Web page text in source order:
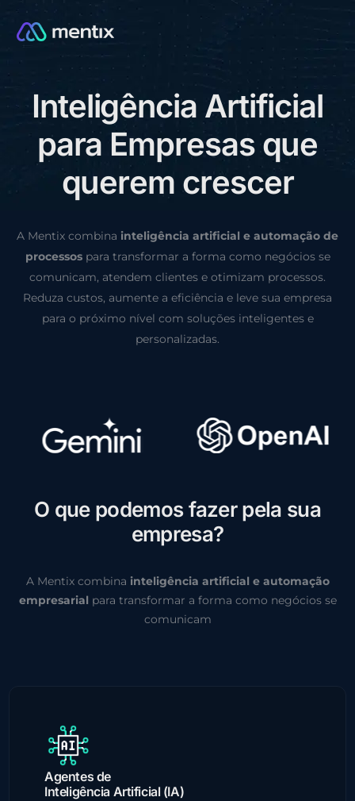
Inteligência Artificial
para Empresas que
querem crescer
A Mentix combina inteligência artificial e automação de
processospara transformar a forma como negócios se
comunicam, atendem clientes e otimizam processos.
Reduza custos, aumente a eficiência e leve sua empresa
para o próximo nível com soluções inteligentes e
personalizadas.
O que podemos fazer pela sua
empresa?
A Mentix combina inteligência artificial e automação
empresarial para transformar a forma como negócios se
comunicam
Agentes de
Inteligência Artificial (IA)
CONSULTORIA GRÁTIS